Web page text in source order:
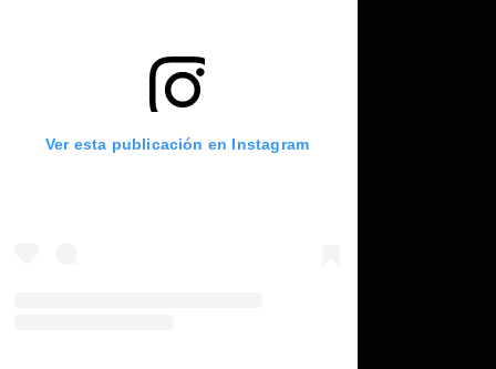
Ver esta publicación en Instagram